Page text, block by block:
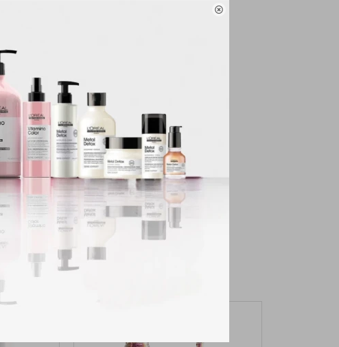

acabado de piedras
de la piel con efectos
no contienen talco y
a menudo experimentan
UV
formulado pensando
que te dejan lucir y
de médicos, maquillaje
prueban en animales.